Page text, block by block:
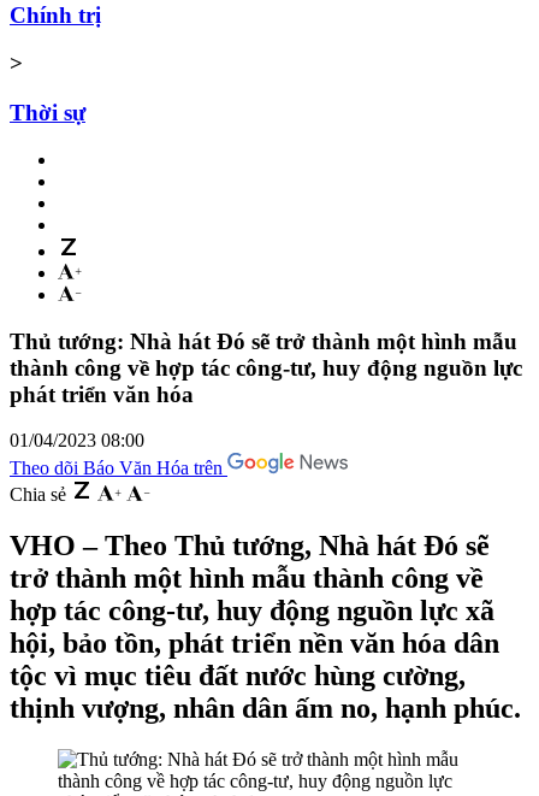
Chính trị
>
Thời sự
Thủ tướng: Nhà hát Đó sẽ trở thành một hình mẫu
thành công về hợp tác công-tư, huy động nguồn lực
phát triển văn hóa
01/04/2023 08:00
Theo dõi Báo Văn Hóa trên
Chia sẻ
VHO – Theo Thủ tướng, Nhà hát Đó sẽ
trở thành một hình mẫu thành công về
hợp tác công-tư, huy động nguồn lực xã
hội, bảo tồn, phát triển nền văn hóa dân
tộc vì mục tiêu đất nước hùng cường,
thịnh vượng, nhân dân ấm no, hạnh phúc.